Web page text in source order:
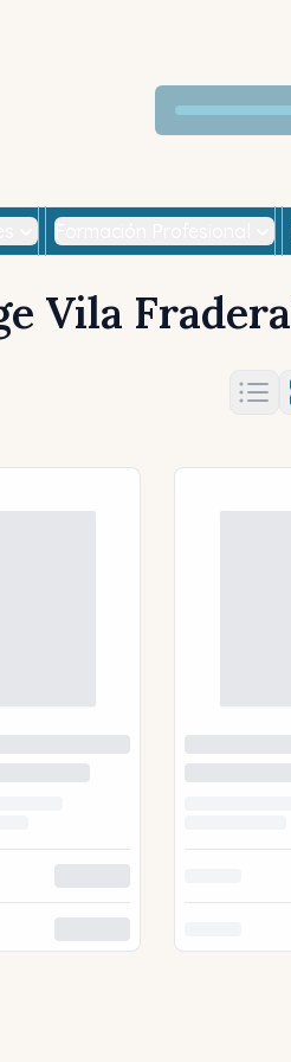
Vila Fradera